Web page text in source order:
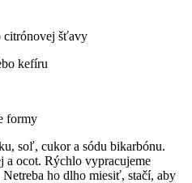
citrónovej šťavy
kefíru
formy
soľ, cukor a sódu bikarbónu.
a ocot. Rýchlo vypracujeme
ho dlho miesiť, stačí, aby